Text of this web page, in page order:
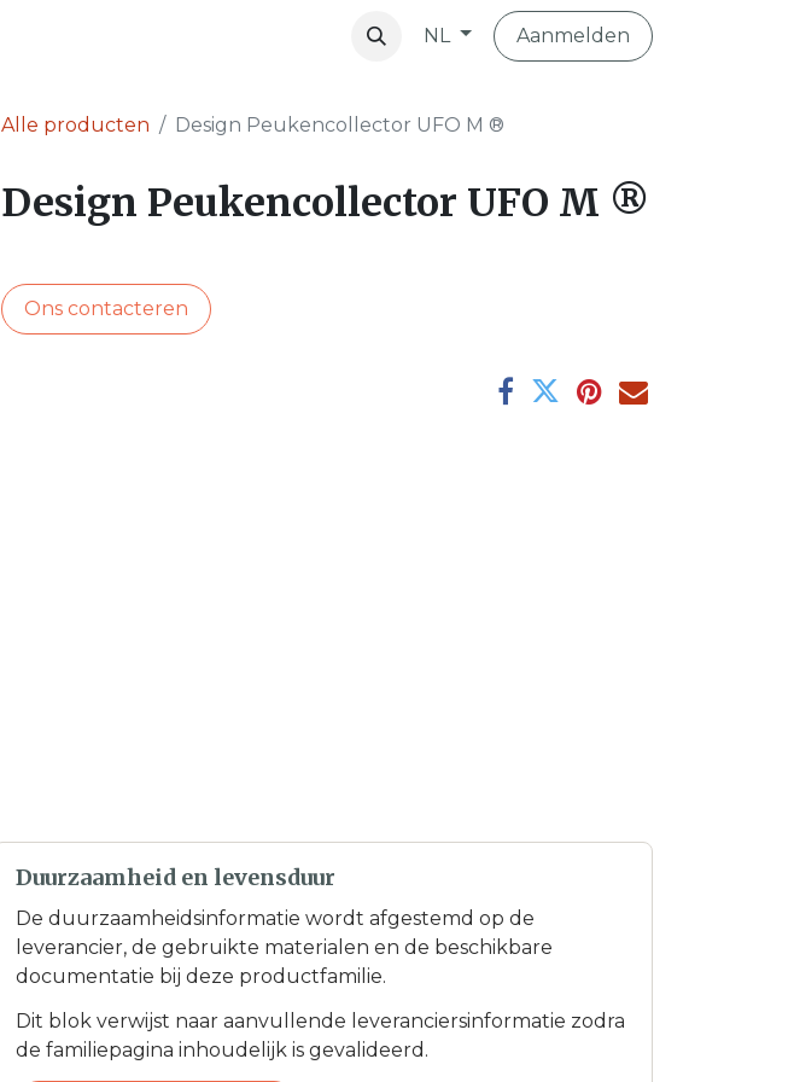
NL Aanmelden
Alle producten Design Peukencollector UFO M ®
Design Peukencollector UFO M ®
Ons contacteren
Duurzaamheid en levensduur
De duurzaamheidsinformatie wordt afgestemd op de
leverancier, de gebruikte materialen en de beschikbare
documentatie bij deze productfamilie.
Dit blok verwijst naar aanvullende leveranciersinformatie zodra
de familiepagina inhoudelijk is gevalideerd.